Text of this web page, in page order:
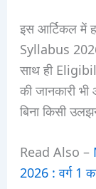
इस आर्टिकल में
Syllabus
साथ ही
की जानकारी
बिना किसी
Read Also –
2026 : वर्ग 1